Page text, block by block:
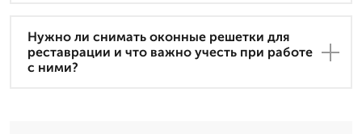
Нужно ли снимать оконные решетки для
реставрации и что важно учесть при работе
с ними?